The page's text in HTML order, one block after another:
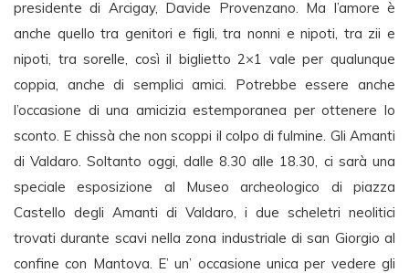
presidente di Arcigay, Davide Provenzano. Ma l’amore è
anche quello tra genitori e figli, tra nonni e nipoti, tra zii e
nipoti, tra sorelle, così il biglietto 2×1 vale per qualunque
coppia, anche di semplici amici. Potrebbe essere anche
l’occasione di una amicizia estemporanea per ottenere lo
sconto. E chissà che non scoppi il colpo di fulmine. Gli Amanti
di Valdaro. Soltanto oggi, dalle 8.30 alle 18.30, ci sarà una
speciale esposizione al Museo archeologico di piazza
Castello degli Amanti di Valdaro, i due scheletri neolitici
trovati durante scavi nella zona industriale di san Giorgio al
confine con Mantova. E’ un’ occasione unica per vedere gli